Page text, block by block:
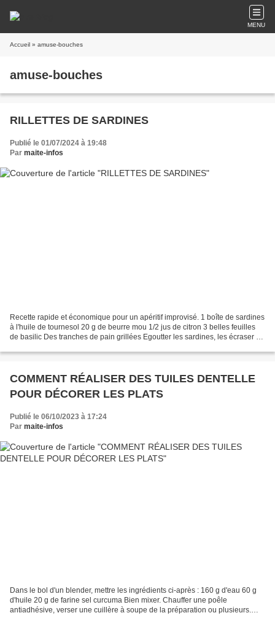
MENU
Accueil » amuse-bouches
amuse-bouches
RILLETTES DE SARDINES
Publié le 01/07/2024 à 19:48
Par maite-infos
Recette rapide et économique pour un apéritif improvisé. 1 boîte de sardines
à l'huile de tournesol 20 g de beurre mou 1/2 jus de citron 3 belles feuilles
de basilic Des tranches de pain grillées Egoutter les sardines, les écraser à
COMMENT RÉALISER DES TUILES DENTELLE
POUR DÉCORER LES PLATS
Publié le 06/10/2023 à 17:24
Par maite-infos
Dans le bol d'un blender, mettre les ingrédients ci-après : 160 g d'eau 60 g
d'huile 20 g de farine sel curcuma Bien mixer. Chauffer une poêle
antiadhésive, verser une cuillère à soupe de la préparation ou plusieurs.